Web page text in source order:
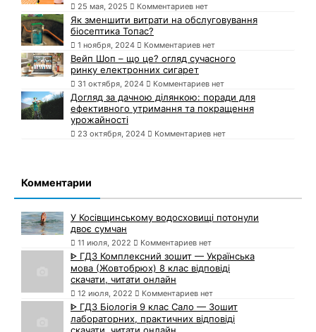
25 мая, 2025 Комментариев нет
Як зменшити витрати на обслуговування
біосептика Топас?
1 ноября, 2024 Комментариев нет
Вейп Шоп – що це? огляд сучасного
ринку електронних сигарет
31 октября, 2024 Комментариев нет
Догляд за дачною ділянкою: поради для
ефективного утримання та покращення
урожайності
23 октября, 2024 Комментариев нет
Комментарии
У Косівщинському водосховищі потонули
двоє сумчан
11 июля, 2022 Комментариев нет
ᐈ ГДЗ Комплексний зошит — Українська
мова (Жовтобрюх) 8 клас відповіді
скачати, читати онлайн
12 июля, 2022 Комментариев нет
ᐈ ГДЗ Біологія 9 клас Сало — Зошит
лабораторних, практичних відповіді
скачати, читати онлайн